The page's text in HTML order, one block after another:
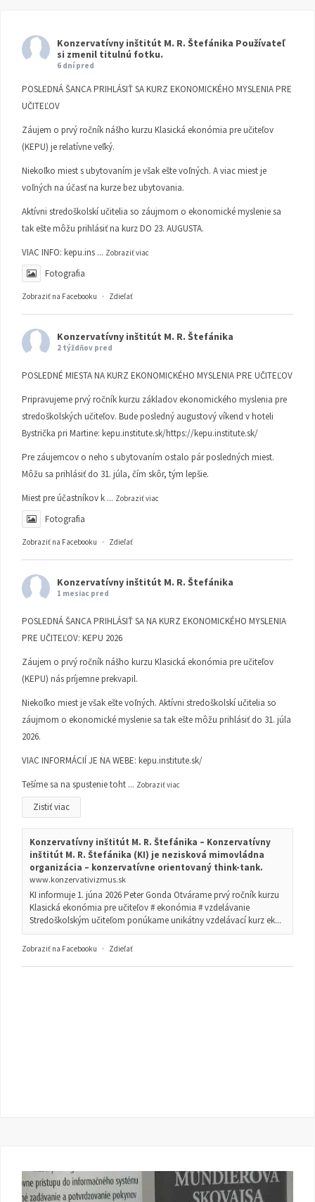
Konzervatívny inštitút M. R. Štefánika Používateľ
si zmenil titulnú fotku.
6 dní pred
POSLEDNÁ ŠANCA PRIHLÁSIŤ SA KURZ EKONOMICKÉHO MYSLENIA PRE
UČITEĽOV
Záujem o prvý ročník nášho kurzu Klasická ekonómia pre učiteľov
(KEPU) je relatívne veľký.
Niekoľko miest s ubytovaním je však ešte voľných. A viac miest je
voľných na účasť na kurze bez ubytovania.
Aktívni stredoškolskí učitelia so záujmom o ekonomické myslenie sa
tak ešte môžu prihlásiť na kurz DO 23. AUGUSTA.
VIAC INFO: kepu.ins ... Zobraziť viac
Fotografia
Zobraziť na Facebooku · Zdieľať
Konzervatívny inštitút M. R. Štefánika
2 týždňov pred
POSLEDNÉ MIESTA NA KURZ EKONOMICKÉHO MYSLENIA PRE UČITEĽOV
Pripravujeme prvý ročník kurzu základov ekonomického myslenia pre
stredoškolských učiteľov. Bude posledný augustový víkend v hoteli
Bystrička pri Martine: kepu.institute.sk/https://kepu.institute.sk/
Pre záujemcov o neho s ubytovaním ostalo pár posledných miest.
Môžu sa prihlásiť do 31. júla, čím skôr, tým lepšie.
Miest pre účastníkov k ... Zobraziť viac
Fotografia
Zobraziť na Facebooku · Zdieľať
Konzervatívny inštitút M. R. Štefánika
1 mesiac pred
POSLEDNÁ ŠANCA PRIHLÁSIŤ SA NA KURZ EKONOMICKÉHO MYSLENIA
PRE UČITEĽOV: KEPU 2026
Záujem o prvý ročník nášho kurzu Klasická ekonómia pre učiteľov
(KEPU) nás príjemne prekvapil.
Niekoľko miest je však ešte voľných. Aktívni stredoškolskí učitelia so
záujmom o ekonomické myslenie sa tak ešte môžu prihlásiť do 31. júla
2026.
VIAC INFORMÁCIÍ JE NA WEBE: kepu.institute.sk/
Tešíme sa na spustenie toht ... Zobraziť viac
Zistiť viac
Konzervatívny inštitút M. R. Štefánika – Konzervatívny
inštitút M. R. Štefánika (KI) je nezisková mimovládna
organizácia – konzervatívne orientovaný think-tank.
www.konzervativizmus.sk
KI informuje 1. júna 2026 Peter Gonda Otvárame prvý ročník kurzu
Klasická ekonómia pre učiteľov # ekonómia # vzdelávanie
Stredoškolským učiteľom ponúkame unikátny vzdelávací kurz ek...
Zobraziť na Facebooku · Zdieľať